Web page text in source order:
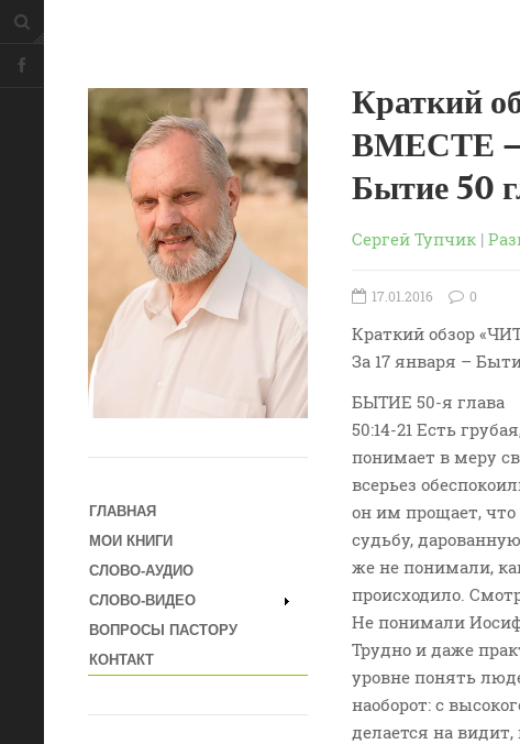
ГЛАВНАЯ
МОИ КНИГИ
СЛОВО-АУДИО
СЛОВО-ВИДЕО
ВОПРОСЫ ПАСТОРУ
КОНТАКТ
Краткий
ВМЕСТЕ –
Бытие 50
Сергей Тупчик |
17.01.2016 0
Краткий обзор
За 17 января –
БЫТИЕ 50-я глава
50:14-21 Есть
понимает в меру
всерьез
он им прощает,
судьбу,
же не понимали,
происходило.
Не понимали
Трудно и даже
уровне понять
наоборот: с
делается на